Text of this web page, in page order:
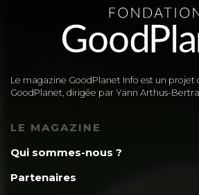
Le magazine GoodPlanet Info est un projet
GoodPlanet, dirigée par Yann Arthus-
LE MAGAZINE
Qui sommes-nous ?
Partenaires